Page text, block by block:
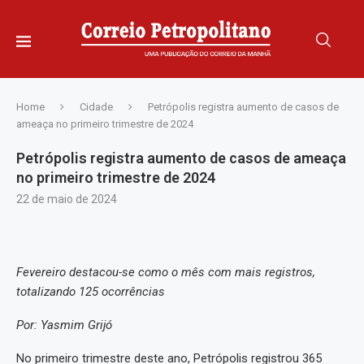
Home Cidade
Petrópolis registra aumento de casos de
ameaça no primeiro trimestre de 2024
Petrópolis registra aumento de casos de ameaça
no primeiro trimestre de 2024
22 de maio de 2024
Fevereiro destacou-se como o mês com mais registros,
totalizando 125 ocorrências
Por: Yasmim Grijó
No primeiro trimestre deste ano, Petrópolis registrou 365